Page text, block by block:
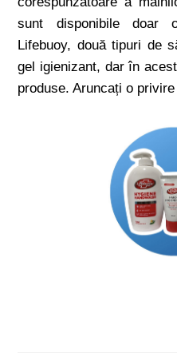
sunt disponibile doar
Lifebuoy, două tipuri de
gel igienizant, dar în
produse. Aruncați o